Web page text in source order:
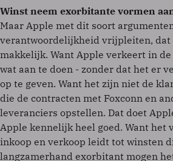
Winst neem exorbitante vormen
Maar Apple met dit soort
verantwoordelijkheid vrijpleiten, dat
makkelijk. Want Apple verkeert in
wat aan te doen - zonder dat het er
op te geven. Want het zijn niet de
die de contracten met Foxconn en
leveranciers opstellen. Dat doet
Apple kennelijk heel goed. Want het
inkoop en verkoop leidt tot winsten
langzamerhand exorbitant mogen